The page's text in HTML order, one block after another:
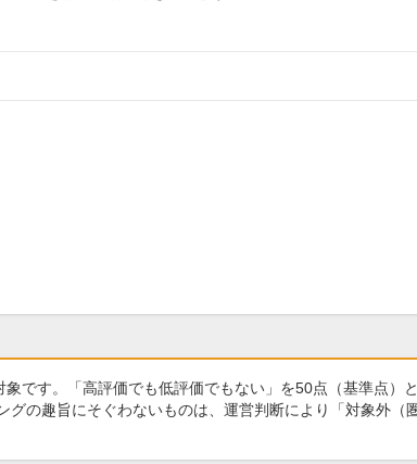
です。「高評価でも低評価でもない」を50点（基準点）
の趣旨にそぐわないものは、運営判断により「対象外（